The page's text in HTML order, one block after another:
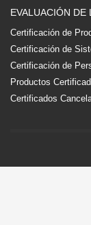
EVALUACIÓN DE
Certificación de
Certificación de
Certificación de
Productos
Certificados